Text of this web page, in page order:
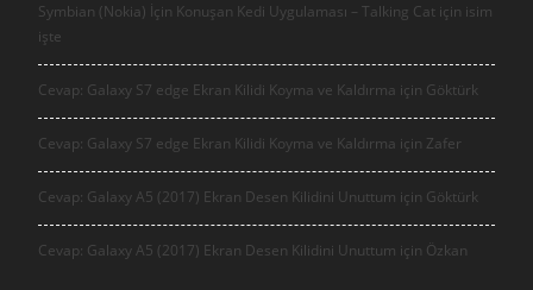
Symbian (Nokia) İçin Konuşan Kedi Uygulaması – Talking Cat için isim
işte
Cevap: Galaxy S7 edge Ekran Kilidi Koyma ve Kaldırma için Göktürk
Cevap: Galaxy S7 edge Ekran Kilidi Koyma ve Kaldırma için Zafer
Cevap: Galaxy A5 (2017) Ekran Desen Kilidini Unuttum için Göktürk
Cevap: Galaxy A5 (2017) Ekran Desen Kilidini Unuttum için Özkan